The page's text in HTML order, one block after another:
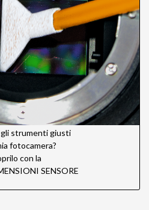
strumenti giusti
fotocamera?
con la
SENSORE